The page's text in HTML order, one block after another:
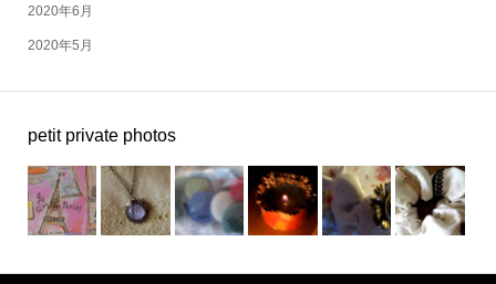
2020年6月
2020年5月
petit private photos